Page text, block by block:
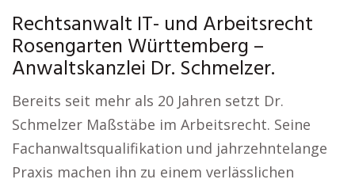
Rechtsanwalt IT- und Arbeitsrecht
Rosengarten Württemberg –
Anwaltskanzlei Dr. Schmelzer.
Bereits seit mehr als 20 Jahren setzt Dr.
Schmelzer Maßstäbe im Arbeitsrecht. Seine
Fachanwaltsqualifikation und jahrzehntelange
Praxis machen ihn zu einem verlässlichen